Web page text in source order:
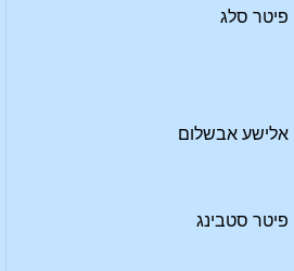
פיטר סלג
אלישע אבשלום
פיטר סטבינג